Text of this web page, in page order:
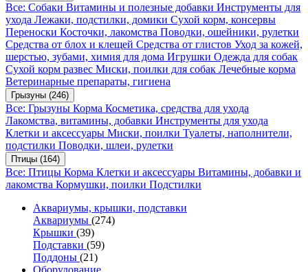
Все: Собаки Витамины и полезные добавки Инструменты для
ухода Лежаки, подстилки, домики Сухой корм, консервы
Переноски Косточки, лакомства Поводки, ошейники, рулетки
Средства от блох и клещей Средства от глистов Уход за кожей,
шерстью, зубами, химия для дома Игрушки Одежда для собак
Сухой корм развес Миски, поилки для собак Лечебные корма
Ветеринарные препараты, гигиена
Грызуны (246)
Все: Грызуны Корма Косметика, средства для ухода
Лакомства, витамины, добавки Инструменты для ухода
Клетки и аксессуары Миски, поилки Туалеты, наполнители,
подстилки Поводки, шлеи, рулетки
Птицы (164)
Все: Птицы Корма Клетки и аксессуары Витамины, добавки и
лакомства Кормушки, поилки Подстилки
Аквариумы, крышки, подставки
Аквариумы (274)
Крышки (39)
Подставки (59)
Поддоны (21)
Оборудование